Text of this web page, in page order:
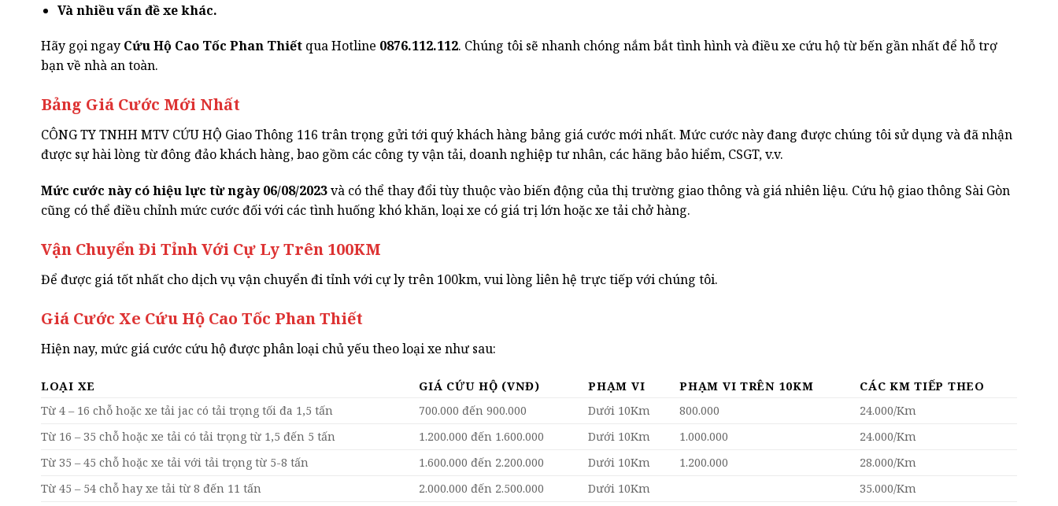
Và nhiều vấn đề xe khác.
Hãy gọi ngay Cứu Hộ Cao Tốc Phan Thiết qua Hotline 0876.112.112. Chúng tôi sẽ nhanh chóng nắm bắt tình hình và điều xe cứu hộ từ bến gần nhất để hỗ trợ
bạn về nhà an toàn.
Bảng Giá Cước Mới Nhất
CÔNG TY TNHH MTV CỨU HỘ Giao Thông 116 trân trọng gửi tới quý khách hàng bảng giá cước mới nhất. Mức cước này đang được chúng tôi sử dụng và đã nhận
được sự hài lòng từ đông đảo khách hàng, bao gồm các công ty vận tải, doanh nghiệp tư nhân, các hãng bảo hiểm, CSGT, v.v.
Mức cước này có hiệu lực từ ngày 06/08/2023và có thể thay đổi tùy thuộc vào biến động của thị trường giao thông và giá nhiên liệu. Cứu hộ giao thông Sài Gòn
cũng có thể điều chỉnh mức cước đối với các tình huống khó khăn, loại xe có giá trị lớn hoặc xe tải chở hàng.
Vận Chuyển Đi Tỉnh Với Cự Ly Trên 100KM
Để được giá tốt nhất cho dịch vụ vận chuyển đi tỉnh với cự ly trên 100km, vui lòng liên hệ trực tiếp với chúng tôi.
Giá Cước Xe Cứu Hộ Cao Tốc Phan Thiết
Hiện nay, mức giá cước cứu hộ được phân loại chủ yếu theo loại xe như sau:
LOẠI XE GIÁ CỨU HỘ (VNĐ) PHẠM VI PHẠM VI TRÊN 10KM
CÁC KM TIẾP THEO
Từ 4 – 16 chỗ hoặc xe tải jac có tải trọng tối đa 1,5 tấn
700.000 đến 900.000 Dưới 10Km 800.000
24.000/Km
Từ 16 – 35 chỗ hoặc xe tải có tải trọng từ 1,5 đến 5 tấn
1.200.000 đến 1.600.000 Dưới 10Km 1.000.000
24.000/Km
Từ 35 – 45 chỗ hoặc xe tải với tải trọng từ 5-8 tấn
1.600.000 đến 2.200.000 Dưới 10Km 1.200.000
28.000/Km
Từ 45 – 54 chỗ hay xe tải từ 8 đến 11 tấn
2.000.000 đến 2.500.000 Dưới 10Km
35.000/Km